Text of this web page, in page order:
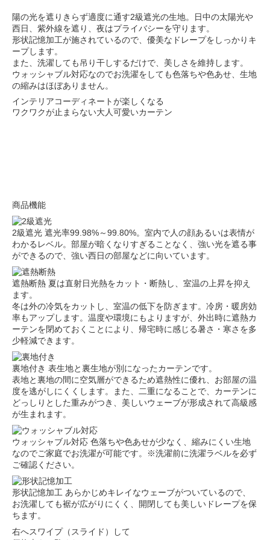
陽の光を遮りきらず適度に通す2級遮光の生地。日中の太陽光や
西日、紫外線を遮り、夜はプライバシーを守ります。
形状記憶加工が施されているので、優美なドレープをしっかりキ
ープします。
また、洗濯しても吊り干しするだけで、美しさを維持します。
ウォッシャブル対応なのでお洗濯をしても色落ちや色あせ、生地
の縮みはほぼありません。
インテリアコーディネートが楽しくなる
ワクワクが止まらない大人可愛いカーテン
商品機能
2級遮光 遮光率99.98%～99.80%。室内で人の顔あるいは表情が
わかるレベル。部屋が暗くなりすぎることなく、強い光を遮る事
ができるので、強い西日の部屋などに向いています。
遮熱断熱 夏は直射日光熱をカット・断熱し、室温の上昇を抑え
ます。
冬は外の冷気をカットし、室温の低下を防ぎます。冷房・暖房効
率もアップします。温度や環境にもよりますが、外出時に遮熱カ
ーテンを閉めておくことにより、帰宅時に感じる暑さ・寒さを多
少軽減できます。
裏地付き 表生地と裏生地が別になったカーテンです。
表地と裏地の間に空気層ができるため遮熱性に優れ、お部屋の温
度を逃がしにくくします。また、二重になることで、カーテンに
どっしりとした重みがつき、美しいウェーブが形成されて高級感
が生まれます。
ウォッシャブル対応 色落ちや色あせが少なく、縮みにくい生地
なのでご家庭でお洗濯が可能です。※洗濯前に洗濯ラベルを必ず
ご確認ください。
形状記憶加工 あらかじめキレイなウェーブがついているので、
お洗濯しても裾が広がりにくく、開閉しても美しいドレープを保
ちます。
右へスワイプ（スライド）して